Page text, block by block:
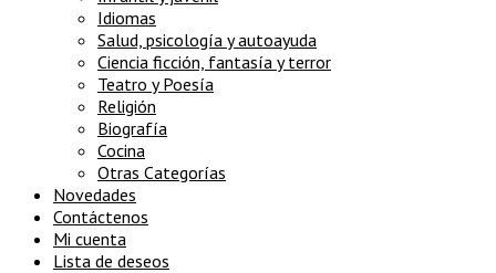
Idiomas
Salud, psicología y autoayuda
Ciencia ficción, fantasía y terror
Teatro y Poesía
Religión
Biografía
Cocina
Otras Categorías
Novedades
Contáctenos
Mi cuenta
Lista de deseos